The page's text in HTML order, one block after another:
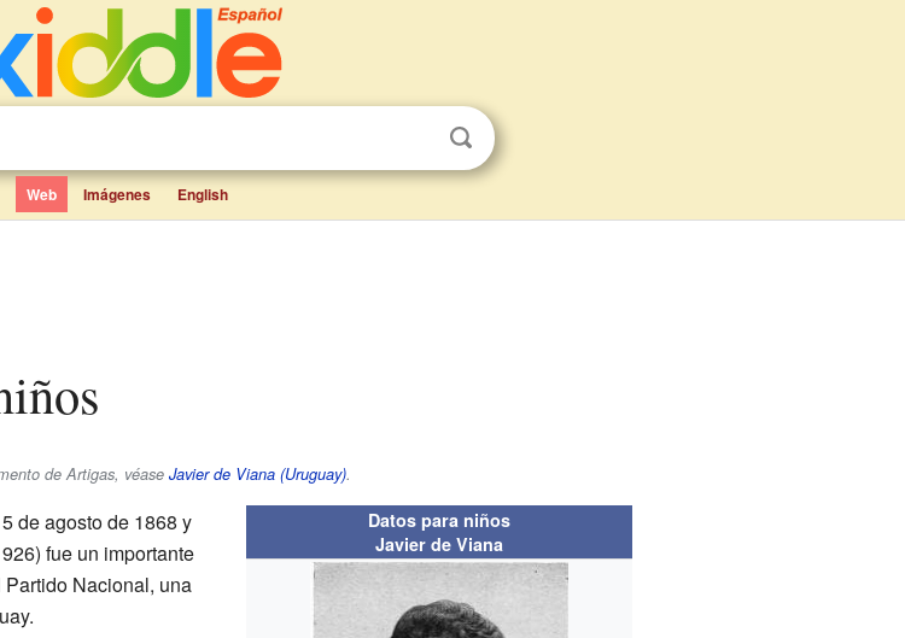
Web Imágenes English
de Artigas, véase Javier de Viana (Uruguay).
Datos para niños
Javier de Viana
de agosto de 1868 y
fue un importante
Nacional, una